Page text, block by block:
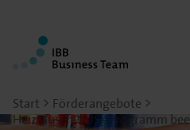
Start Förderangebote
HeiztauschPLUS - Programm